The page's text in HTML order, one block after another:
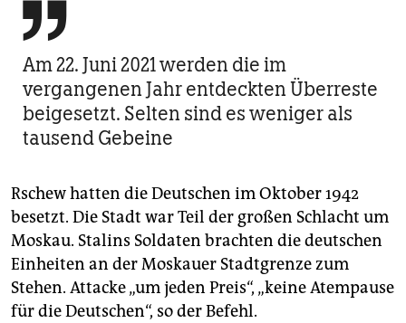

Am 22. Juni 2021 werden die im
vergangenen Jahr entdeckten Überreste
beigesetzt. Selten sind es weniger als
tausend Gebeine
Rschew hatten die Deutschen im Oktober 1942
besetzt. Die Stadt war Teil der großen Schlacht um
Moskau. Stalins Soldaten brachten die deutschen
Einheiten an der Moskauer Stadtgrenze zum
Stehen. Attacke „um jeden Preis“, „keine Atempause
für die Deutschen“, so der Befehl.